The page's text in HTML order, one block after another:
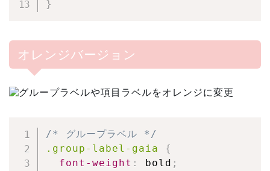
}
オレンジバージョン
/* グループラベル */
.group-label-gaia
{
font-weight : bold ;